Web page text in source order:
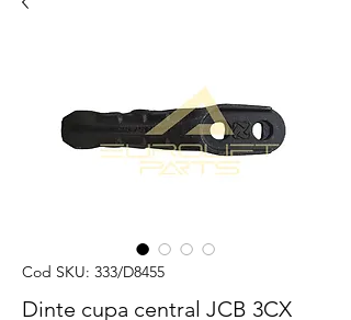
Cod SKU: 333/D8455
Dinte cupa central JCB 3CX